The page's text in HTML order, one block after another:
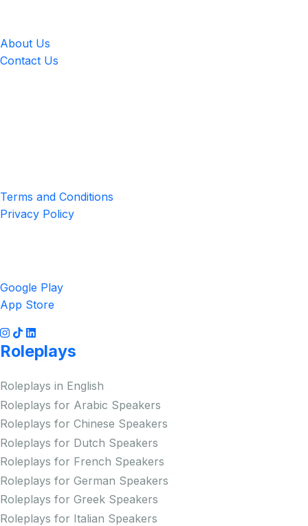
About Us
Contact Us
Terms and Conditions
Privacy Policy
Google Play
App Store
Roleplays
Roleplays in English
Roleplays for Arabic Speakers
Roleplays for Chinese Speakers
Roleplays for Dutch Speakers
Roleplays for French Speakers
Roleplays for German Speakers
Roleplays for Greek Speakers
Roleplays for Italian Speakers